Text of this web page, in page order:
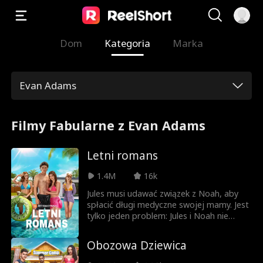
Dom Kategoria Marka
Evan Adams
Filmy Fabularne z Evan Adams
Letni romans
1.4M
16k
Jules musi udawać związek z Noah, aby
spłacić długi medyczne swojej mamy. Jest
tylko jeden problem: Jules i Noah nie
zaczynają współpracować, aby zemścić
się na swoich zdradzieckich przyjaciołach,
Noah i Jules zdają sobie sprawę, że ich
Obozowa Dziewica